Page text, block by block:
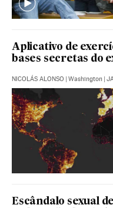
Aplicativo de
bases secretas do
NICOLÁS ALONSO | Washington |
Escândalo sexual